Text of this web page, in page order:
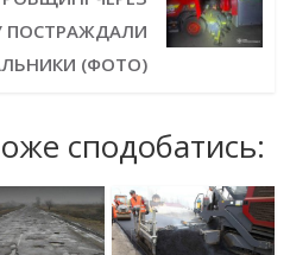
ПОСТРАЖДАЛИ
(ФОТО)
сподобатись: